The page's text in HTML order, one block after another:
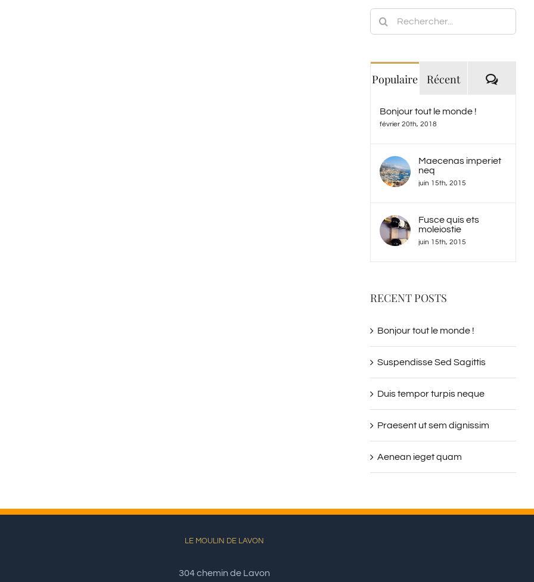
Rechercher:
Populaire Récent
Bonjour tout le monde !
février 20th, 2018
Maecenas imperiet
neq
juin 15th, 2015
Fusce quis ets
moleiostie
juin 15th, 2015
RECENT POSTS
Bonjour tout le monde !
Suspendisse Sed Sagittis
Duis tempor turpis neque
Praesent ut sem dignissim
Aenean ieget quam
LE MOULIN DE LAVON
304 chemin de Lavon